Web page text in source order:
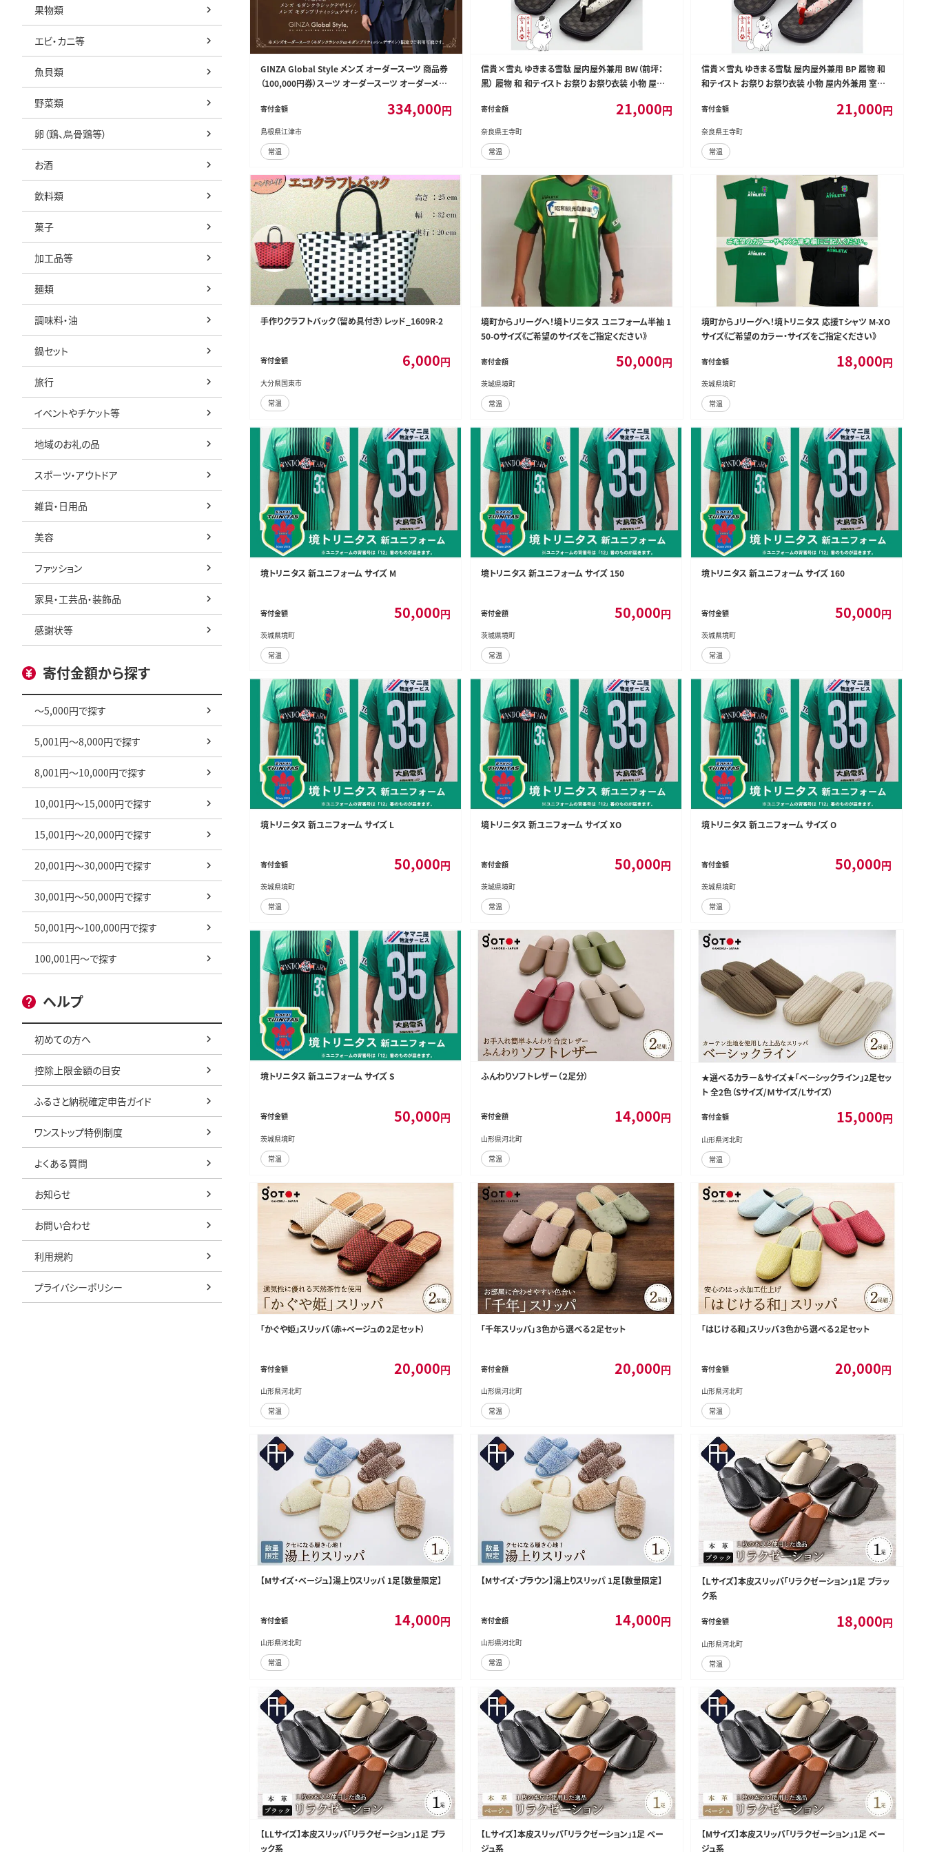
果物類
エビ・カニ等
魚貝類
野菜類
卵（鶏、烏骨鶏等）
お酒
飲料類
菓子
加工品等
麺類
調味料・油
鍋セット
旅行
イベントやチケット等
地域のお礼の品
スポーツ・アウトドア
雑貨・日用品
美容
ファッション
家具・工芸品・装飾品
感謝状等
寄付金額から探す
～5,000円で探す
5,001円～8,000円で探す
8,001円～10,000円で探す
10,001円～15,000円で探す
15,001円～20,000円で探す
20,001円～30,000円で探す
30,001円～50,000円で探す
50,001円～100,000円で探す
100,001円～で探す
ヘルプ
初めての方へ
控除上限金額の目安
ふるさと納税確定申告ガイド
ワンストップ特例制度
よくある質問
お知らせ
お問い合わせ
利用規約
プライバシーポリシー
GINZA Global Style メンズ オーダースーツ 商品券
（100,000円券）スーツ オーダースーツ オーダーメイ
寄付金額 334,000円
島根県江津市
常温
信貴×雪丸 ゆきまる雪駄 屋内屋外兼用 BW（前坪：
黒） 履物 和 和テイスト お祭り お祭り衣装 小物 屋内
日本の伝統 柄入り鼻緒 8寸6分（25.0〜26.5対応）
寄付金額 21,000円
奈良県王寺町
常温
信貴×雪丸 ゆきまる雪駄 屋内屋外兼用 BP 履物 和
和テイスト お祭り お祭り衣装 小物 屋内外兼用 室内
柄入り鼻緒 8寸（23.5～24.5対応）
寄付金額 21,000円
奈良県王寺町
常温
手作りクラフトバック（留め具付き）レッド_1609R-2
寄付金額 6,000円
大分県国東市
常温
境町からＪリーグへ！境トリニタス ユニフォーム半袖 1
50-Oサイズ《ご希望のサイズをご指定ください》
寄付金額 50,000円
茨城県境町
常温
境町からＪリーグへ！境トリニタス 応援Tシャツ M-XO
サイズ《ご希望のカラー・サイズをご指定ください》
寄付金額 18,000円
茨城県境町
常温
境トリニタス 新ユニフォーム サイズ M
寄付金額 50,000円
茨城県境町
常温
境トリニタス 新ユニフォーム サイズ 150
寄付金額 50,000円
茨城県境町
常温
境トリニタス 新ユニフォーム サイズ 160
寄付金額 50,000円
茨城県境町
常温
境トリニタス 新ユニフォーム サイズ L
寄付金額 50,000円
茨城県境町
常温
境トリニタス 新ユニフォーム サイズ XO
寄付金額 50,000円
茨城県境町
常温
境トリニタス 新ユニフォーム サイズ O
寄付金額 50,000円
茨城県境町
常温
境トリニタス 新ユニフォーム サイズ S
寄付金額 50,000円
茨城県境町
常温
ふんわりソフトレザー（２足分）
寄付金額 14,000円
山形県河北町
常温
★選べるカラー＆サイズ★「ベーシックライン」2足セッ
ト 全2色（Sサイズ/Ｍサイズ/Lサイズ）
寄付金額 15,000円
山形県河北町
常温
「かぐや姫」スリッパ（赤+ベージュの２足セット）
寄付金額 20,000円
山形県河北町
常温
「千年スリッパ」３色から選べる２足セット
寄付金額 20,000円
山形県河北町
常温
「はじける和」スリッパ３色から選べる２足セット
寄付金額 20,000円
山形県河北町
常温
【Mサイズ・ベージュ】湯上りスリッパ 1足【数量限定】
寄付金額 14,000円
山形県河北町
常温
【Mサイズ・ブラウン】湯上りスリッパ 1足【数量限定】
寄付金額 14,000円
山形県河北町
常温
【Ｌサイズ】本皮スリッパ「リラクゼーション」1足 ブラッ
ク系
寄付金額 18,000円
山形県河北町
常温
【LLサイズ】本皮スリッパ「リラクゼーション」1足 ブラ
ック系
【Ｌサイズ】本皮スリッパ「リラクゼーション」1足 ベー
ジュ系
【Mサイズ】本皮スリッパ「リラクゼーション」1足 ベー
ジュ系